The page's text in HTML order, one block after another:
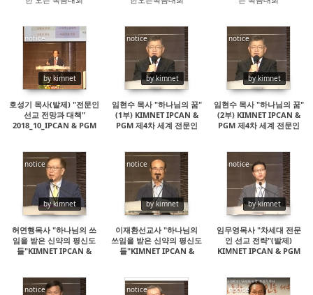
notice
by kimnet
15085
호성기 목사(발제) "전문인
선교 전망과 대책"
2018_10_IPCAN & PGM
notice
by kimnet
14527
임현수 목사 "하나님의 꿈"
(1부) KIMNET IPCAN &
PGM 제4차 세계 전문인
notice
by kimnet
15067
임현수 목사 "하나님의 꿈"
(2부) KIMNET IPCAN &
PGM 제4차 세계 전문인
notice
by kimnet
15598
허연행목사 "하나님의 쓰
임을 받은 신약의 평신도
들"KIMNET IPCAN &
notice
by kimnet
24723
이재환선교사 "하나님의
쓰임을 받은 신약의 평신도
들"KIMNET IPCAN &
notice
by kimnet
22101
임무영목사 "차세대 전문
인 선교 전략"(발제)
KIMNET IPCAN & PGM
notice notice notice